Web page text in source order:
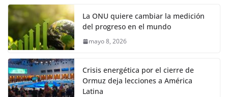
La ONU quiere cambiar la medición
del progreso en el mundo
mayo 8, 2026
Crisis energética por el cierre de
Ormuz deja lecciones a América
Latina